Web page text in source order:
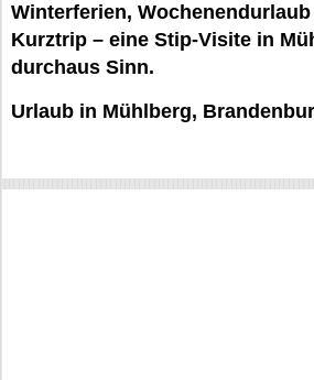
Winterferien,
Kurztrip – eine Stip-Visite in
durchaus Sinn.
Urlaub in Mühlberg,